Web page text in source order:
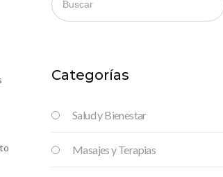
Categorías
Salud y Bienestar
Masajes y Terapias